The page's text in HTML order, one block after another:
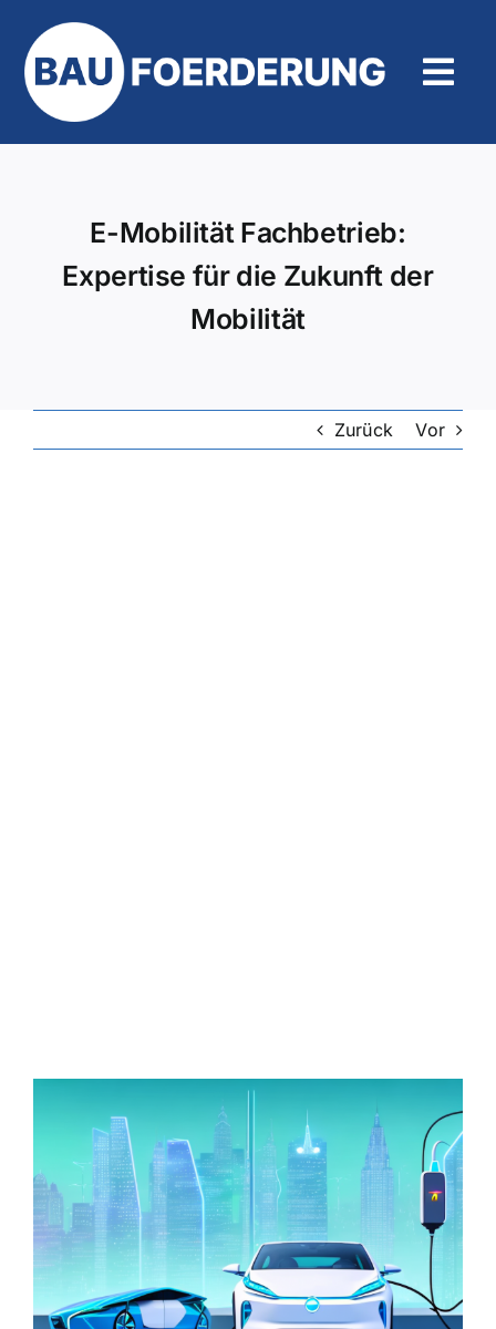
Inhalt
springen
E-Mobilität Fachbetrieb:
Expertise für die Zukunft der
Mobilität
Zurück Vor
grösseres